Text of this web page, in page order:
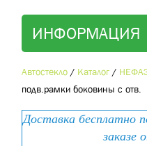
ИНФОРМАЦИЯ
Автостекло / Каталог /
подв.рамки боковины с отв.
Доставка бесплатно
заказе